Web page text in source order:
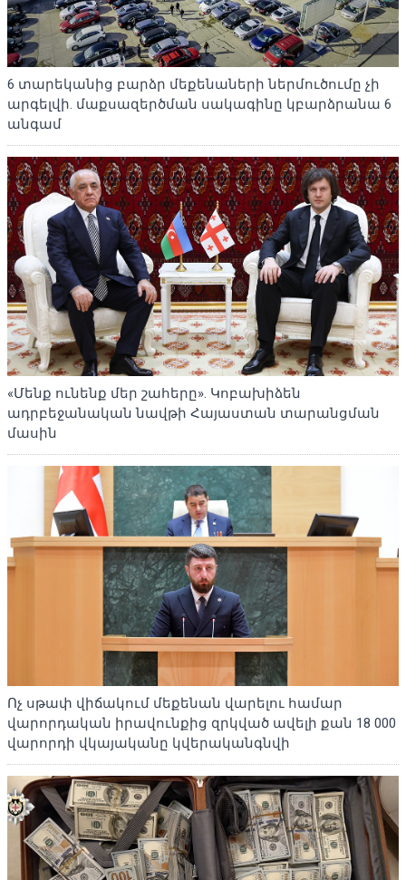
6 տարեկանից բարձր մեքենաների ներմուծումը չի
արգելվի. մաքսազերծման սակագինը կբարձրանա 6
անգամ
«Մենք ունենք մեր շահերը». Կոբախիձեն
ադրբեջանական նավթի Հայաստան տարանցման
մասին
Ոչ սթափ վիճակում մեքենան վարելու համար
վարորդական իրավունքից զրկված ավելի քան 18 000
վարորդի վկայականը կվերականգնվի